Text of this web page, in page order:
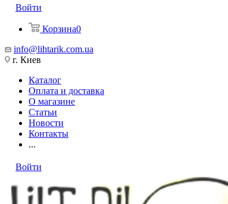
Войти
Корзина0
info@lihtarik.com.ua
г. Киев
Каталог
Оплата и доставка
О магазине
Статьи
Новости
Контакты
...
Войти